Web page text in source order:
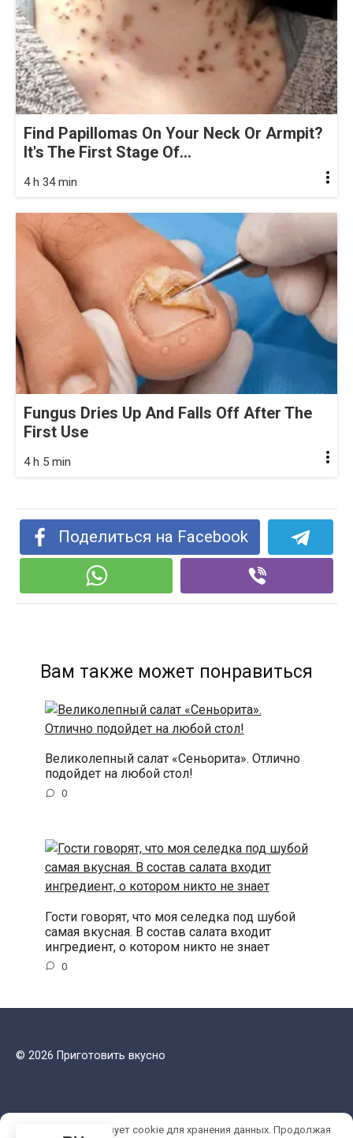
Find Papillomas On Your Neck Or Armpit?
It's The First Stage Of...
4 h 34 min
Fungus Dries Up And Falls Off After The
First Use
4 h 5 min
Поделиться на Facebook
Вам также может понравиться
Великолепный cалат «Сеньорита». Отлично
подойдет на любой стол!
0
Гости говорят, что моя селедка под шубой
самая вкусная. В состав салата входит
ингредиент, о котором никто не знает
0
© 2026 Приготовить вкусно
Этот сайт использует cookie для хранения данных. Продолжая